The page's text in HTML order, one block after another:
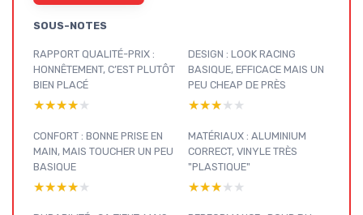
SOUS-NOTES
RAPPORT QUALITÉ-PRIX :
HONNÊTEMENT, C’EST PLUTÔT
BIEN PLACÉ
★★★★★
★★★★★
DESIGN : LOOK RACING
BASIQUE, EFFICACE MAIS UN
PEU CHEAP DE PRÈS
★★★★★
★★★★★
CONFORT : BONNE PRISE EN
MAIN, MAIS TOUCHER UN PEU
BASIQUE
★★★★★
★★★★★
MATÉRIAUX : ALUMINIUM
CORRECT, VINYLE TRÈS
"PLASTIQUE"
★★★★★
★★★★★